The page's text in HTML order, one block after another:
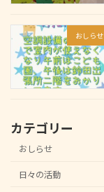
おしらせ
カテゴリー
おしらせ
日々の活動